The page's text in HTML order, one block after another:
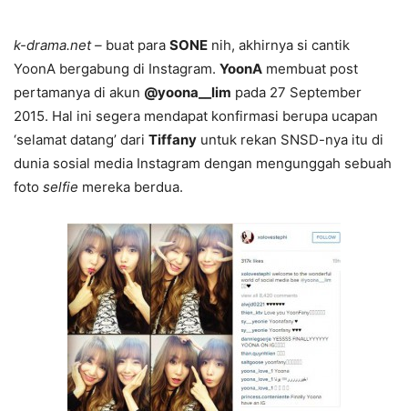
k-drama.net – buat para SONE nih, akhirnya si cantik
YoonA bergabung di Instagram. YoonA membuat post
pertamanya di akun @yoona__lim pada 27 September
2015. Hal ini segera mendapat konfirmasi berupa ucapan
‘selamat datang’ dari Tiffany untuk rekan SNSD-nya itu di
dunia sosial media Instagram dengan mengunggah sebuah
foto selfie mereka berdua.